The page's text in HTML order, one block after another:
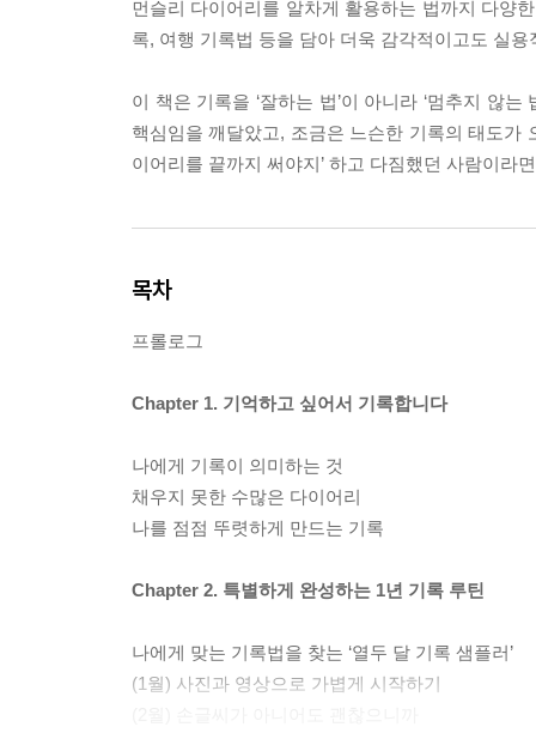
먼슬리 다이어리를 알차게 활용하는 법까지 다양
록, 여행 기록법 등을 담아 더욱 감각적이고도 실용
이 책은 기록을 ‘잘하는 법’이 아니라 ‘멈추지 않
핵심임을 깨달았고, 조금은 느슨한 기록의 태도가
이어리를 끝까지 써야지’ 하고 다짐했던 사람이라
목차
프롤로그
Chapter 1. 기억하고 싶어서 기록합니다
나에게 기록이 의미하는 것
채우지 못한 수많은 다이어리
나를 점점 뚜렷하게 만드는 기록
Chapter 2. 특별하게 완성하는 1년 기록 루틴
나에게 맞는 기록법을 찾는 ‘열두 달 기록 샘플러’
(1월) 사진과 영상으로 가볍게 시작하기